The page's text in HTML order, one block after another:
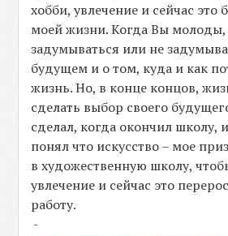
хобби, увлечение и сейчас это
моей жизни. Когда Вы
задумываться или не
будущем и о том, куда и как
жизнь. Но, в конце концов,
сделать выбор своего
сделал, когда окончил школу,
понял что искусство – мое
в художественную школу,
увлечение и сейчас это
работу.
-